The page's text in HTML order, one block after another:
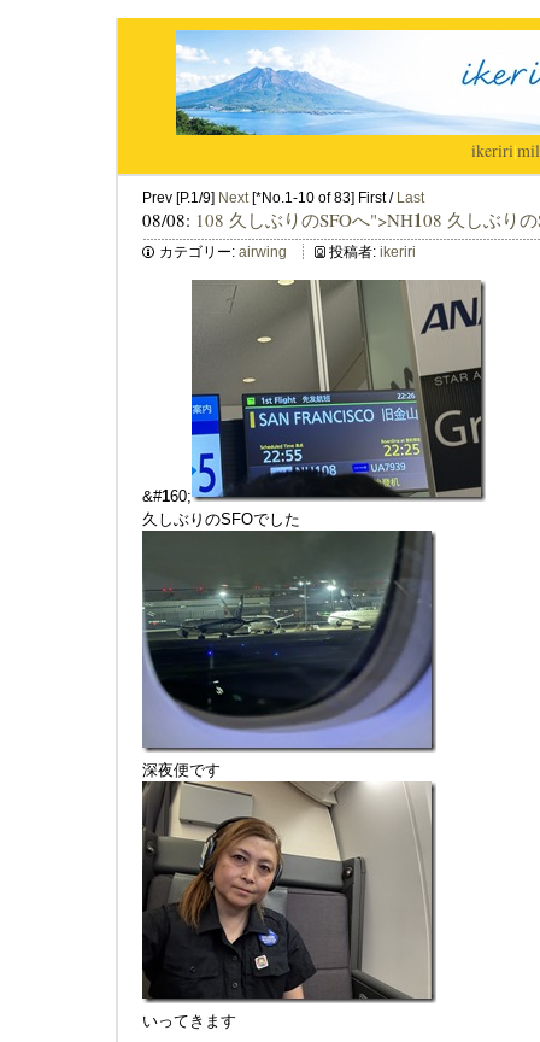
ikeriri|
Prev [P.1/9] Next[*No.1-10 of 83] First / Last
08/08: 108 久しぶりのSFOへ">NH108 久しぶりの
カテゴリー: airwing 投稿者: ikeriri
&#160;
久しぶりのSFOでした
深夜便です
いってきます